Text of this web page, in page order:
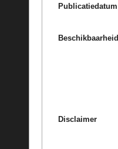
Publicatiedatum
Beschikbaarheid
Disclaimer